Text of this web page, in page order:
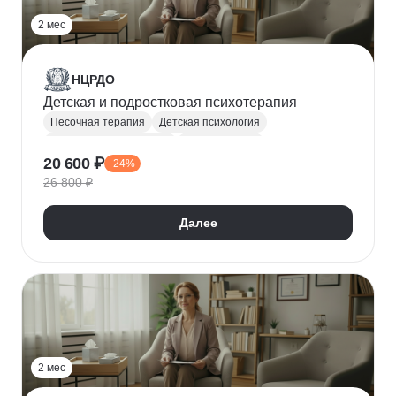
2 мес
НЦРДО
Детская и подростковая психотерапия
Песочная терапия
Детская психология
Гештальт терапия
Групповая психотерапия
20 600 ₽ -24%
26 800 ₽
Далее
2 мес